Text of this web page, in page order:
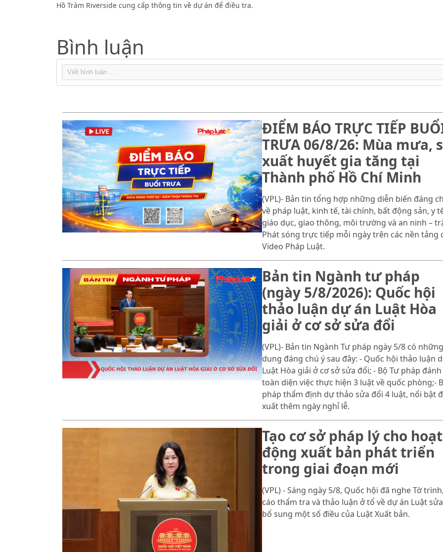
Hồ Tràm Riverside cung cấp thông tin về dự án để điều tra.
Bình luận
ĐIỂM BÁO TRỰC TIẾP
TRƯA 06/8/26: Mùa mưa,
xuất huyết gia tăng tại
Thành phố Hồ Chí Minh
(VPL)- Bản tin tổng hợp những diễn biến đáng
về pháp luật, kinh tế, tài chính, bất động sản, y
giáo dục, giao thông, môi trường và an ninh –
Phát sóng trực tiếp mỗi ngày trên các nền tảng
Video Pháp Luật.
Bản tin Ngành tư pháp
(ngày 5/8/2026): Quốc hội
thảo luận dự án Luật Hòa
giải ở cơ sở sửa đổi
(VPL)- Bản tin Ngành Tư pháp ngày 5/8 có
dung đáng chú ý sau đây: - Quốc hội thảo luận
Luật Hòa giải ở cơ sở sửa đổi; - Bộ Tư pháp
toàn diện việc thực hiện 3 luật về quốc phòng;-
pháp thẩm định dự thảo sửa đổi 4 luật, nổi bật
xuất thêm ngày nghỉ lễ.
Tạo cơ sở pháp lý cho hoạt
động xuất bản phát triển
trong giai đoạn mới
(VPL) - Sáng ngày 5/8, Quốc hội đã nghe Tờ
cáo thẩm tra và thảo luận ở tổ về dự án Luật
bổ sung một số điều của Luật Xuất bản.